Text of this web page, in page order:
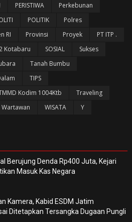
PERISTIWA
Perkebunan
POLITIK
Polres
RI Provinsi Proyek
PT ITP .
Kotabaru SOSIAL
Sukses
Tanah Bumbu
TIPS
Kodim 1004Ktb
Traveling
Wartawan WISATA
Y
Berujung Denda Rp400 Juta, Kejari
Masuk Kas Negara
Kamera, Kabid ESDM Jatim
Ditetapkan Tersangka Dugaan Pungli